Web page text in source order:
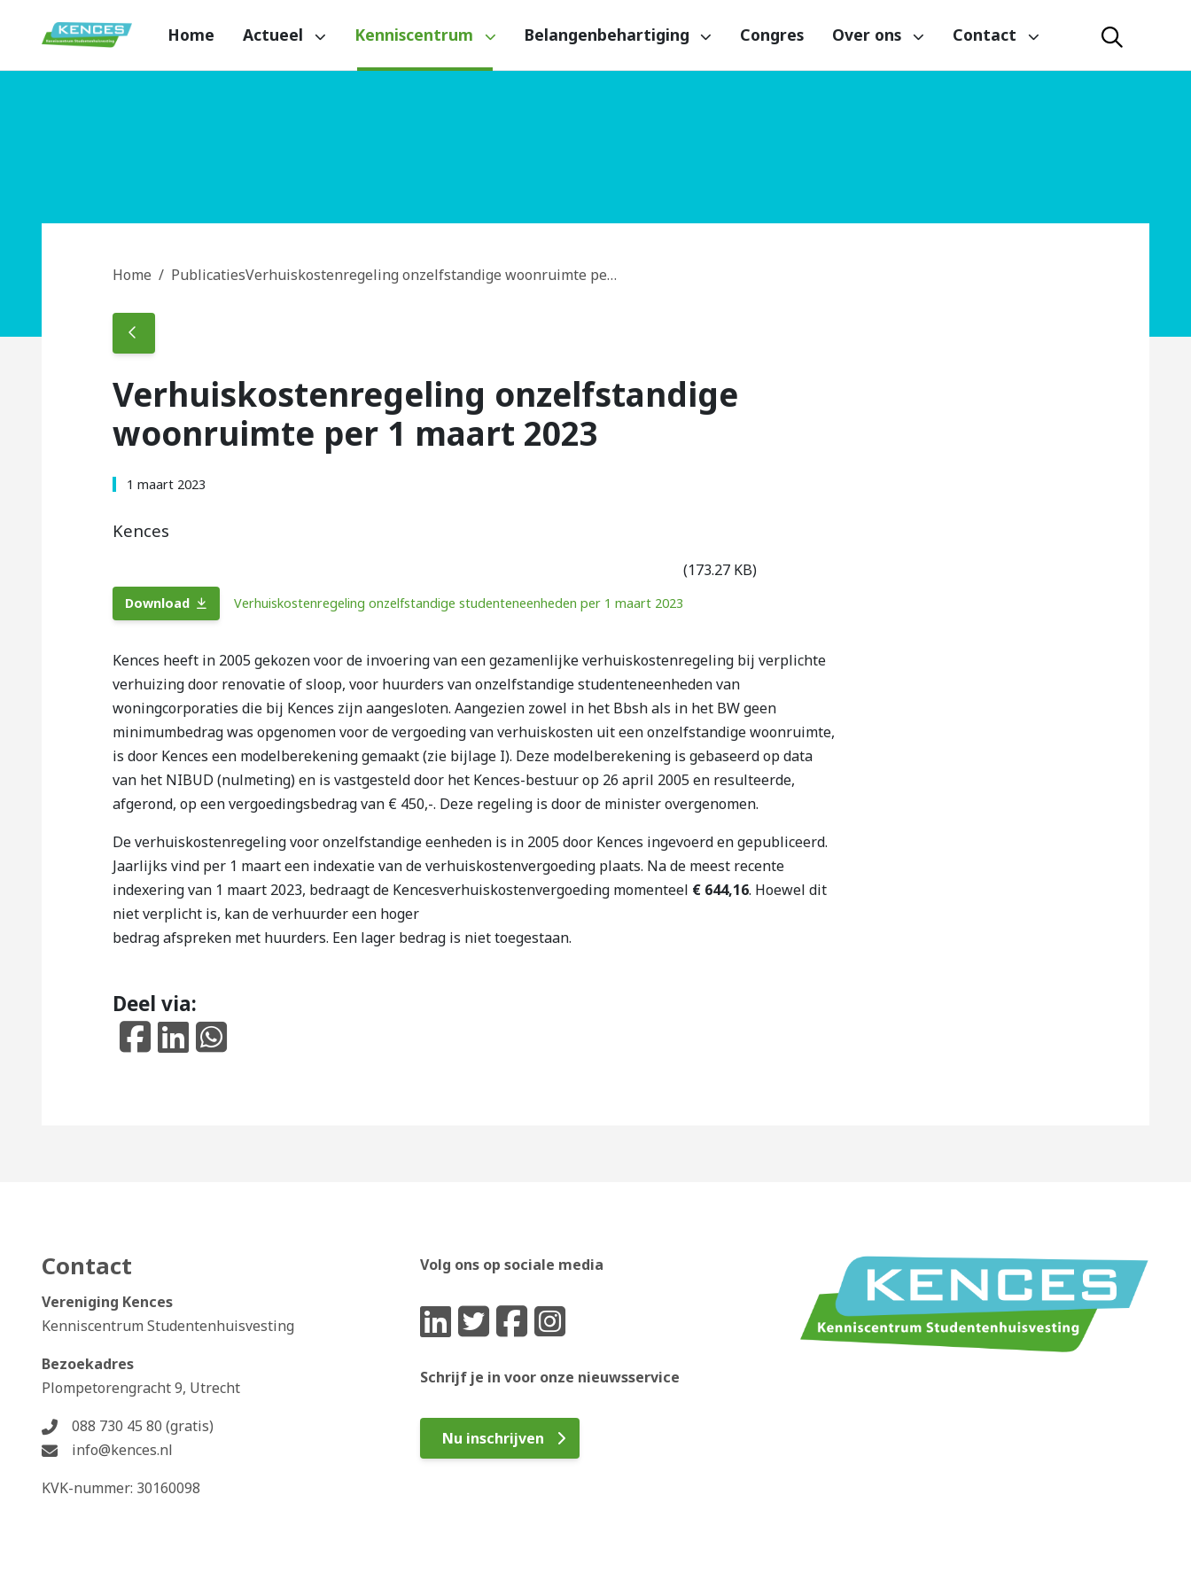
Home Actueel Kenniscentrum Belangenbehartiging Congres Over ons Contact
Home PublicatiesVerhuiskostenregeling onzelfstandige woonruimte pe…
Verhuiskostenregeling onzelfstandige
woonruimte per 1 maart 2023
1 maart 2023
Kences
Verhuiskostenregeling onzelfstandige studenteneenheden per 1 maart 2023
Download
(173.27 KB)
Kences heeft in 2005 gekozen voor de invoering van een gezamenlijke verhuiskostenregeling bij verplichte
verhuizing door renovatie of sloop, voor huurders van onzelfstandige studenteneenheden van
woningcorporaties die bij Kences zijn aangesloten. Aangezien zowel in het Bbsh als in het BW geen
minimumbedrag was opgenomen voor de vergoeding van verhuiskosten uit een onzelfstandige woonruimte,
is door Kences een modelberekening gemaakt (zie bijlage I). Deze modelberekening is gebaseerd op data
van het NIBUD (nulmeting) en is vastgesteld door het Kences-bestuur op 26 april 2005 en resulteerde,
afgerond, op een vergoedingsbedrag van € 450,-. Deze regeling is door de minister overgenomen.
De verhuiskostenregeling voor onzelfstandige eenheden is in 2005 door Kences ingevoerd en gepubliceerd.
Jaarlijks vind per 1 maart een indexatie van de verhuiskostenvergoeding plaats. Na de meest recente
indexering van 1 maart 2023, bedraagt de Kencesverhuiskostenvergoeding momenteel € 644,16. Hoewel dit
niet verplicht is, kan de verhuurder een hoger
bedrag afspreken met huurders. Een lager bedrag is niet toegestaan.
Deel via:
Contact
Vereniging Kences
Kenniscentrum Studentenhuisvesting
Bezoekadres
Plompetorengracht 9, Utrecht
088 730 45 80 (gratis)
info@kences.nl
KVK-nummer: 30160098
Volg ons op sociale media
Schrijf je in voor onze nieuwsservice
Nu inschrijven